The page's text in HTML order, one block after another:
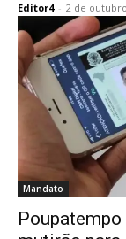
Editor4 - 2 de
Mandato